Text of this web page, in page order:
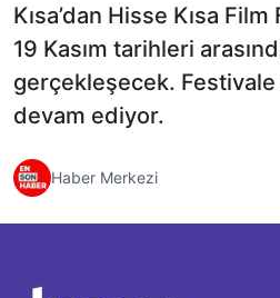
Kısa’dan Hisse Kısa
19 Kasım tarihleri
gerçekleşecek.
devam ediyor.
Haber Merkezi